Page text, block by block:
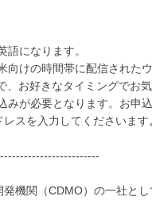
語になります。
向けの時間帯に配信された
、お好きなタイミングでお
みが必要となります。お申
スを入力してくださいま
機関（CDMO）の一社と